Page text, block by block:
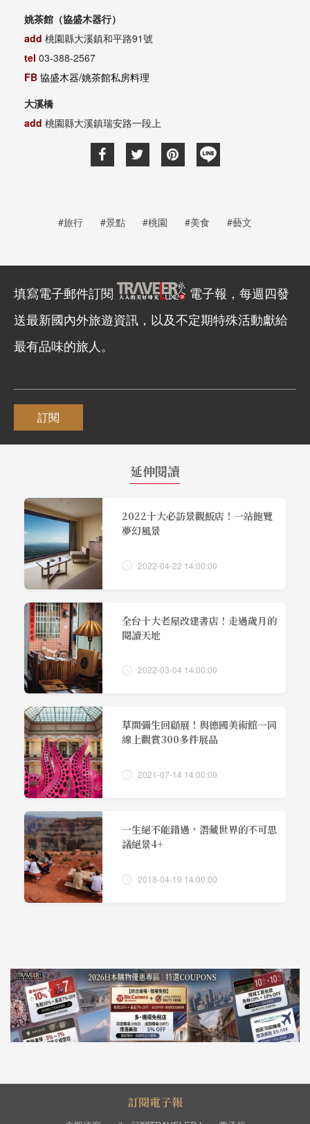
姚茶館（協盛木器行）
add 桃園縣大溪鎮和平路91號
tel 03-388-2567
FB 協盛木器/姚茶館私房料理
大溪橋
add 桃園縣大溪鎮瑞安路一段上
#旅行 #景點 #桃園 #美食 #藝文
填寫電子郵件訂閱
電子報，每週四發
送最新國內外旅遊資訊，以及不定期特殊活動獻給
最有品味的旅人。
訂閱
延伸閱讀
2022十大必訪景觀飯店！一站飽覽
夢幻風景
2022-04-22 14:00:00
全台十大老屋改建書店！走過歲月的
閱讀天地
2022-03-04 14:00:00
草間彌生回顧展！與德國美術館一同
線上觀賞300多件展品
2021-07-14 14:00:00
一生絕不能錯過，潛藏世界的不可思
議絕景4+
2018-04-19 14:00:00
訂閱電子報